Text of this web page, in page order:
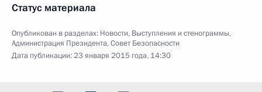
Статус материала
Опубликован в разделах: Новости, Выступления и стенограммы,
Администрация Президента,Совет Безопасности
Дата публикации:23 января 2015 года, 14:30